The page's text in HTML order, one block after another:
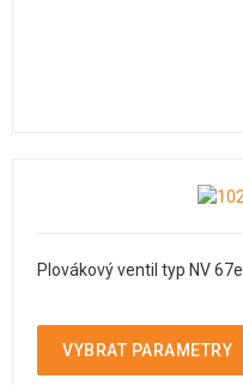
Plovákový ventil typ NV 67e
VYBRAT PARAMETRY